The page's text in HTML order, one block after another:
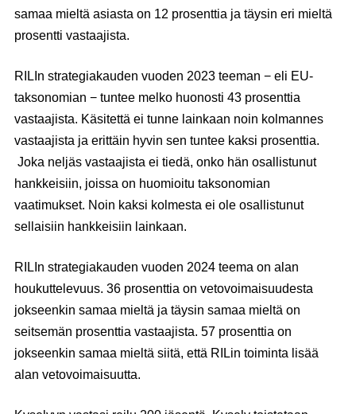
samaa mieltä asiasta on 12 prosenttia ja täysin eri mieltä
prosentti vastaajista.
RILIn strategiakauden vuoden 2023 teeman − eli EU-
taksonomian − tuntee melko huonosti 43 prosenttia
vastaajista. Käsitettä ei tunne lainkaan noin kolmannes
vastaajista ja erittäin hyvin sen tuntee kaksi prosenttia.
Joka neljäs vastaajista ei tiedä, onko hän osallistunut
hankkeisiin, joissa on huomioitu taksonomian
vaatimukset. Noin kaksi kolmesta ei ole osallistunut
sellaisiin hankkeisiin lainkaan.
RILIn strategiakauden vuoden 2024 teema on alan
houkuttelevuus. 36 prosenttia on vetovoimaisuudesta
jokseenkin samaa mieltä ja täysin samaa mieltä on
seitsemän prosenttia vastaajista. 57 prosenttia on
jokseenkin samaa mieltä siitä, että RILin toiminta lisää
alan vetovoimaisuutta.